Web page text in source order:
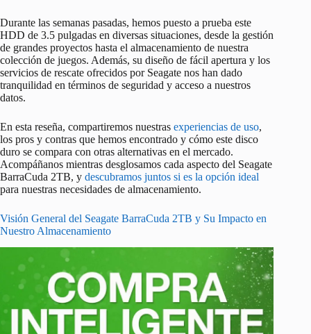
Durante las semanas pasadas, hemos puesto a prueba este
HDD de 3.5 pulgadas en diversas situaciones, desde la gestión
de grandes proyectos hasta el almacenamiento de nuestra
colección de juegos. Además, su diseño de fácil apertura y los
servicios de rescate ofrecidos por Seagate nos han dado
tranquilidad en términos de seguridad y acceso a nuestros
datos.
En esta reseña, compartiremos nuestras experiencias de uso,
los pros y contras que hemos encontrado y cómo este disco
duro se compara con otras alternativas en el mercado.
Acompáñanos mientras desglosamos cada aspecto del Seagate
BarraCuda 2TB, y descubramos juntos si es la opción ideal
para nuestras necesidades de almacenamiento.
Visión General del Seagate BarraCuda 2TB y Su Impacto en
Nuestro Almacenamiento